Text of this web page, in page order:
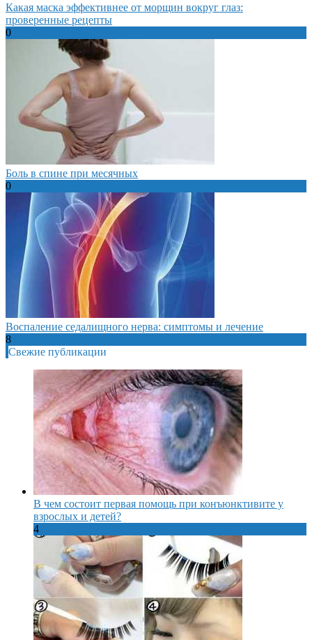
Какая маска эффективнее от морщин вокруг глаз:
проверенные рецепты
0
Боль в спине при месячных
0
Воспаление седалищного нерва: симптомы и лечение
8
Свежие публикации
В чем состоит первая помощь при конъюнктивите у
взрослых и детей?
4